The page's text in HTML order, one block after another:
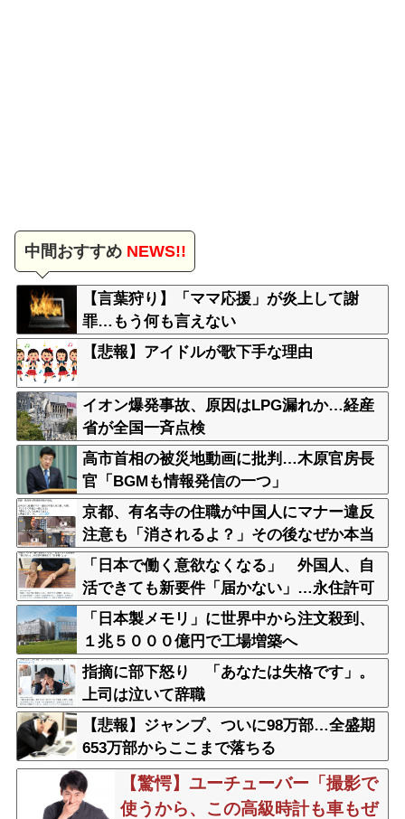
中間おすすめNEWS!!
【言葉狩り】「ママ応援」が炎上して謝
罪…もう何も言えない
【悲報】アイドルが歌下手な理由
イオン爆発事故、原因はLPG漏れか…経産
省が全国一斉点検
高市首相の被災地動画に批判…木原官房長
官「BGMも情報発信の一つ」
京都、有名寺の住職が中国人にマナー違反
注意も「消されるよ？」その後なぜか本当
に火災で全焼
「日本で働く意欲なくなる」 外国人、自
活できても新要件「届かない」…永住許可
厳格化で「日本離れ」か
「日本製メモリ」に世界中から注文殺到、
１兆５０００億円で工場増築へ
指摘に部下怒り 「あなたは失格です」。
上司は泣いて辞職
【悲報】ジャンプ、ついに98万部…全盛期
653万部からここまで落ちる
【驚愕】ユーチューバー「撮影で
使うから、この高級時計も車もぜ